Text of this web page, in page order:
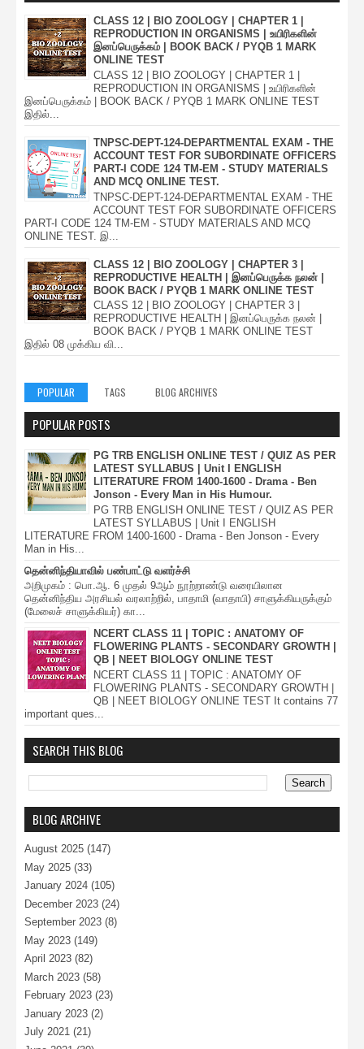
CLASS 12 | BIO ZOOLOGY | CHAPTER 1 |
REPRODUCTION IN ORGANISMS | உயிரிகளின்
இனப்பெருக்கம் | BOOK BACK / PYQB 1 MARK
ONLINE TEST
CLASS 12 | BIO ZOOLOGY | CHAPTER 1 |
REPRODUCTION IN ORGANISMS | உயிரிகளின்
இனப்பெருக்கம் | BOOK BACK / PYQB 1 MARK ONLINE TEST
இதில்...
TNPSC-DEPT-124-DEPARTMENTAL EXAM - THE
ACCOUNT TEST FOR SUBORDINATE OFFICERS
PART-I CODE 124 TM-EM - STUDY MATERIALS
AND MCQ ONLINE TEST.
TNPSC-DEPT-124-DEPARTMENTAL EXAM - THE
ACCOUNT TEST FOR SUBORDINATE OFFICERS
PART-I CODE 124 TM-EM - STUDY MATERIALS AND MCQ
ONLINE TEST. இ...
CLASS 12 | BIO ZOOLOGY | CHAPTER 3 |
REPRODUCTIVE HEALTH | இனப்பெருக்க நலன் |
BOOK BACK / PYQB 1 MARK ONLINE TEST
CLASS 12 | BIO ZOOLOGY | CHAPTER 3 |
REPRODUCTIVE HEALTH | இனப்பெருக்க நலன் |
BOOK BACK / PYQB 1 MARK ONLINE TEST
இதில் 08 முக்கிய வி...
POPULAR TAGS BLOG ARCHIVES
POPULAR POSTS
PG TRB ENGLISH ONLINE TEST / QUIZ AS PER
LATEST SYLLABUS | Unit I ENGLISH
LITERATURE FROM 1400-1600 - Drama - Ben
Jonson - Every Man in His Humour.
PG TRB ENGLISH ONLINE TEST / QUIZ AS PER
LATEST SYLLABUS | Unit I ENGLISH
LITERATURE FROM 1400-1600 - Drama - Ben Jonson - Every
Man in His...
தென்னிந்தியாவில் பண்பாட்டு வளர்ச்சி
அறிமுகம் : பொ.ஆ. 6 முதல் 9ஆம் நூற்றாண்டு வரையிலான
தென்னிந்திய அரசியல் வரலாற்றில், பாதாமி (வாதாபி) சாளுக்கியருக்கும்
(மேலைச் சாளுக்கியர்) கா...
NCERT CLASS 11 | TOPIC : ANATOMY OF
FLOWERING PLANTS - SECONDARY GROWTH |
QB | NEET BIOLOGY ONLINE TEST
NCERT CLASS 11 | TOPIC : ANATOMY OF
FLOWERING PLANTS - SECONDARY GROWTH |
QB | NEET BIOLOGY ONLINE TEST It contains 77
important ques...
SEARCH THIS BLOG
BLOG ARCHIVE
August 2025 (147)
May 2025 (33)
January 2024 (105)
December 2023 (24)
September 2023 (8)
May 2023 (149)
April 2023 (82)
March 2023 (58)
February 2023 (23)
January 2023 (2)
July 2021 (21)